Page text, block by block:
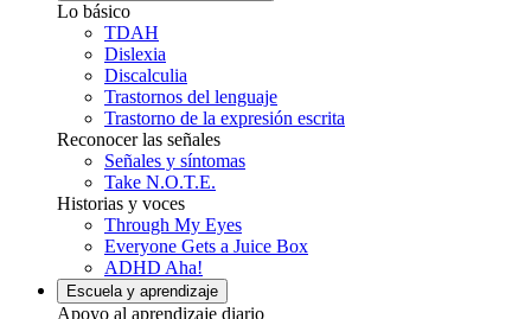
Lo básico
TDAH
Dislexia
Discalculia
Trastornos del lenguaje
Trastorno de la expresión escrita
Reconocer las señales
Señales y síntomas
Take N.O.T.E.
Historias y voces
Through My Eyes
Everyone Gets a Juice Box
ADHD Aha!
Escuela y aprendizaje
Apoyo al aprendizaje diario